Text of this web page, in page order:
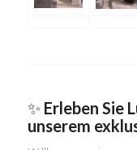
✨ Erleben Sie
unserem